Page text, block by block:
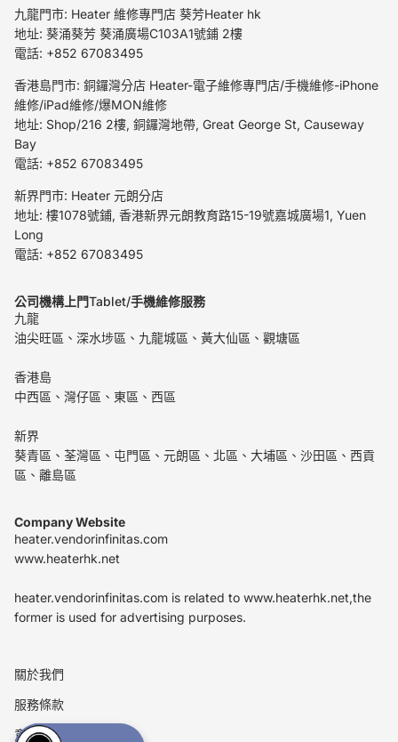
九龍門市: Heater 維修專門店 葵芳Heater hk
地址: 葵涌葵芳 葵涌廣場C103A1號鋪 2樓
電話: +852 67083495
香港島門市: 銅鑼灣分店 Heater-電子維修專門店/手機維修-iPhone
維修/iPad維修/爆MON維修
地址: Shop/216 2樓, 銅鑼灣地帶, Great George St, Causeway
Bay
電話: +852 67083495
新界門市: Heater 元朗分店
地址: 樓1078號鋪, 香港新界元朗教育路15-19號嘉城廣場1, Yuen
Long
電話: +852 67083495
公司機構上門Tablet/手機維修服務
九龍
油尖旺區、深水埗區、九龍城區、黃大仙區、觀塘區
香港島
中西區、灣仔區、東區、西區
新界
葵青區、荃灣區、屯門區、元朗區、北區、大埔區、沙田區、西貢
區、離島區
Company Website
heater.vendorinfinitas.com
www.heaterhk.net
heater.vendorinfinitas.com is related to www.heaterhk.net,the
former is used for advertising purposes.
關於我們
服務條款
意見投訴